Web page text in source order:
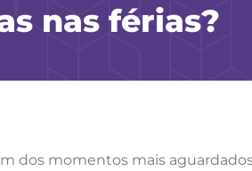
nas férias?
dos momentos mais